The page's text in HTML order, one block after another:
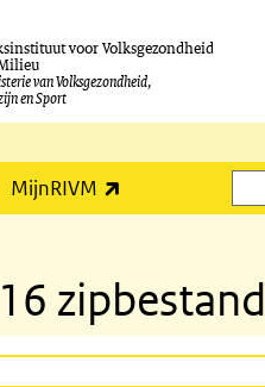
voor Volksgezondheid
van Volksgezondheid,
en Sport
MijnRIVM
Zoeken
zipbestand